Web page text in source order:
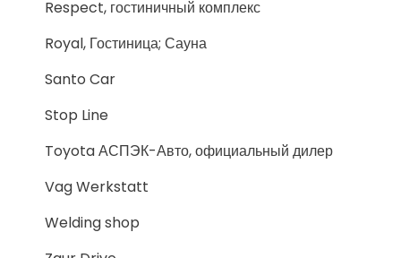
Respect, гостиничный комплекс
Royal, Гостиница; Сауна
Santo Car
Stop Line
Toyota АСПЭК-Авто, официальный дилер
Vag Werkstatt
Welding shop